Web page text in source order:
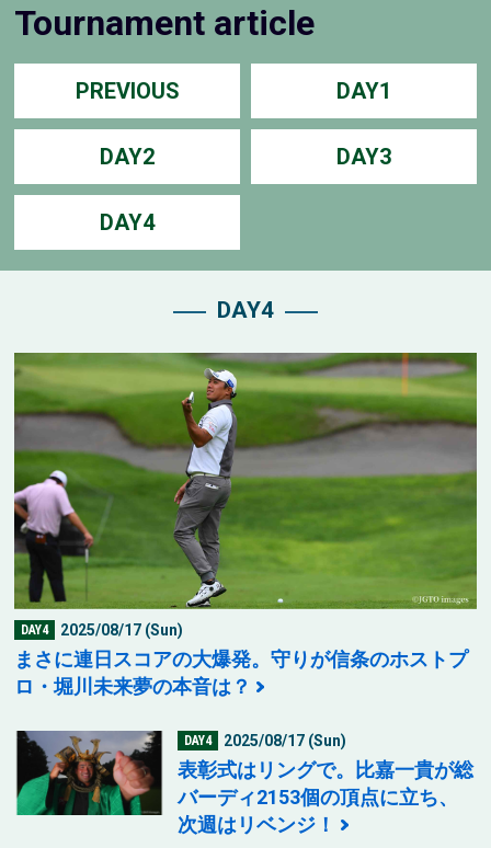
Tournament article
PREVIOUS DAY1
DAY2 DAY3
DAY4
DAY4
DAY4 2025/08/17 (Sun)
まさに連日スコアの大爆発。守りが信条のホストプ
ロ・堀川未来夢の本音は？
DAY4 2025/08/17 (Sun)
表彰式はリングで。比嘉一貴が総
バーディ2153個の頂点に立ち、
次週はリベンジ！